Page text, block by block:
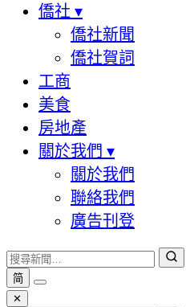
僑社 ▾
僑社新聞
僑社賀詞
工商
美食
房地產
關於我們 ▾
關於我們
聯絡我們
廣告刊登
简
✕